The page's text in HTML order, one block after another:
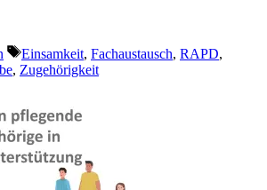
Schlagwörter
Einsamkeit, Fachaustausch, RAPD,
, Zugehörigkeit